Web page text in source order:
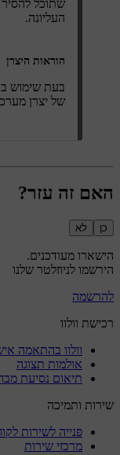
שתוכל להסיר
העליונה.
הוראות היצרן
בעת שימוש
של יצרן
האם זה עזר?
כן לא